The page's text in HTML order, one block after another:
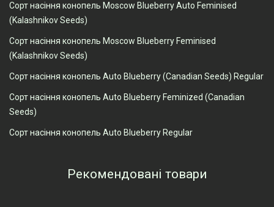
Сорт насіння конопель Moscow Blueberry Auto Feminised
(Kalashnikov Seeds)
Сорт насіння конопель Moscow Blueberry Feminised
(Kalashnikov Seeds)
Сорт насіння конопель Auto Blueberry (Canadian Seeds) Regular
Сорт насіння конопель Auto Blueberry Feminized (Canadian
Seeds)
Сорт насіння конопель Auto Blueberry Regular
Рекомендовані товари